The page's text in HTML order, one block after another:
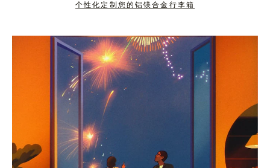
下
击
按
钮
取
消
静
个性化定制您的铝镁合金行李箱